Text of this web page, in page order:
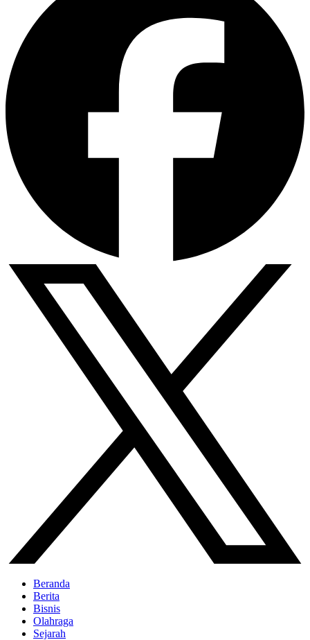
Beranda
Berita
Bisnis
Olahraga
Sejarah